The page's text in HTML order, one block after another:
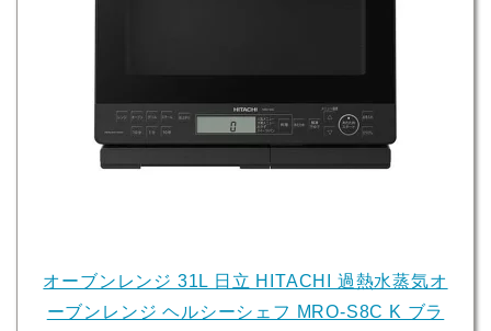
オーブンレンジ 31L 日立 HITACHI 過熱水蒸気オ
ーブンレンジ ヘルシーシェフ MRO-S8C K ブラ